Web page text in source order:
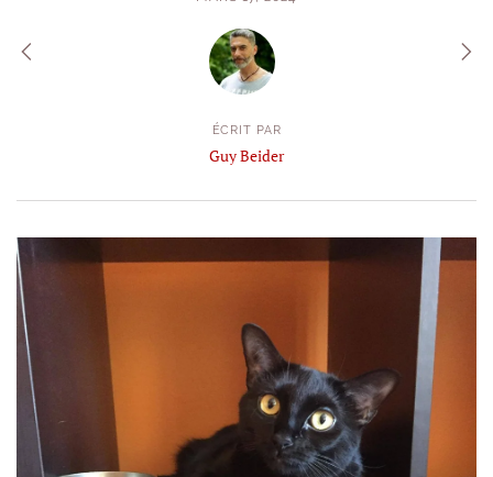
ÉCRIT PAR
Guy Beider